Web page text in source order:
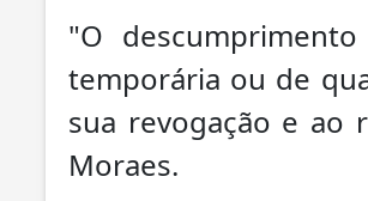
"O
temporária ou de
sua revogação e ao
Moraes.